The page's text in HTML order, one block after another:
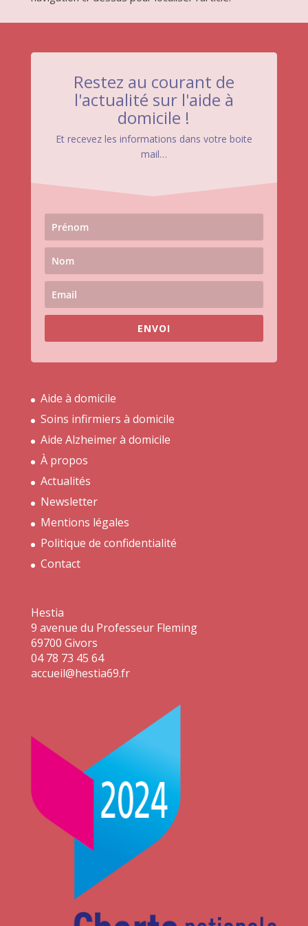
Restez au courant de
l'actualité sur l'aide à
domicile !
Et recevez les informations dans votre boite
mail…
ENVOI
Aide à domicile
Soins infirmiers à domicile
Aide Alzheimer à domicile
À propos
Actualités
Newsletter
Mentions légales
Politique de confidentialité
Contact
Hestia
9 avenue du Professeur Fleming
69700 Givors
04 78 73 45 64
accueil@hestia69.fr